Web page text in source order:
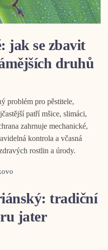
jak se zbavit
druhů
problém pro pěstitele,
patří mšice, slimáci,
zahrnuje mechanické,
kontrola a včasná
rostlin a úrody.
tradiční
jater